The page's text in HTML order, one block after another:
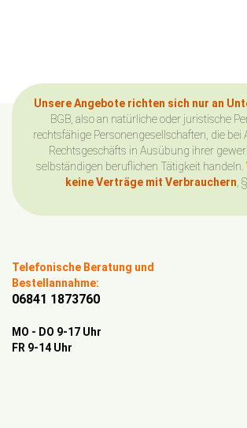
Unsere Angebote richten sich nur an
BGB, also an natürliche oder juristische
rechtsfähige Personengesellschaften, die bei
Rechtsgeschäfts in Ausübung ihrer
selbständigen beruflichen Tätigkeit handeln.
keine Verträge mit Verbrauchern ,
Telefonische Beratung und
Bestellannahme:
06841 1873760
MO - DO 9-17 Uhr
FR 9-14 Uhr